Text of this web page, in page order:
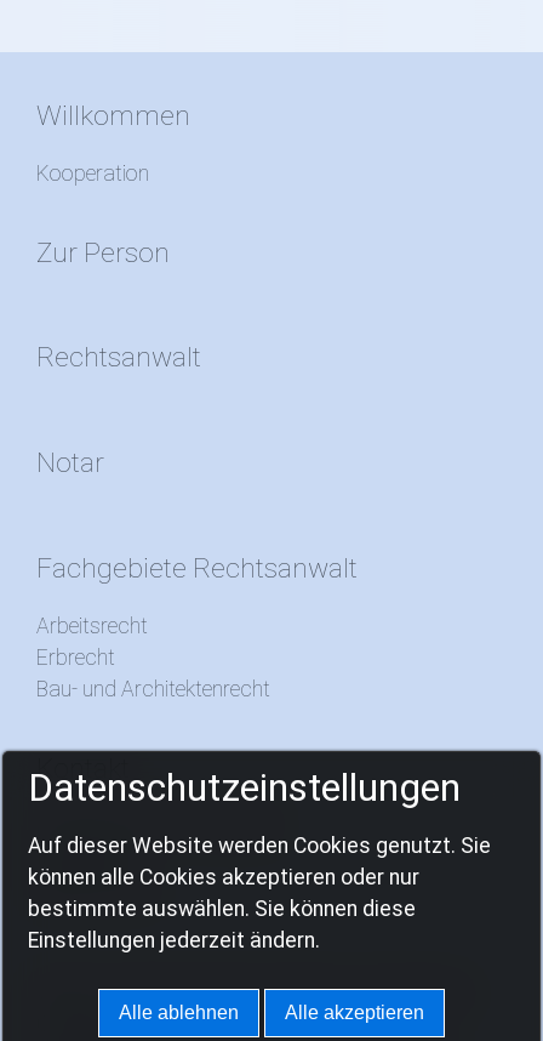
Willkommen
Kooperation
Zur Person
Rechtsanwalt
Notar
Fachgebiete Rechtsanwalt
Arbeitsrecht
Erbrecht
Bau- und Architektenrecht
Kontakt
Impressum
Datenschutz
© 2021 | Rechtsanwalt und Notar Jan Thomas
Ockershausen | c/o Rechtsanwaltssozietät
Datenschutzeinstellungen
Auf dieser Website werden Cookies genutzt. Sie
können alle Cookies akzeptieren oder nur
bestimmte auswählen. Sie können diese
Einstellungen jederzeit ändern.
Alle ablehnen Alle akzeptieren